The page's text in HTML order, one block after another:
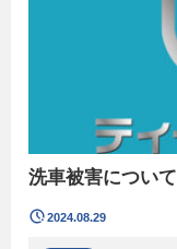
洗車被害について
2024.08.29